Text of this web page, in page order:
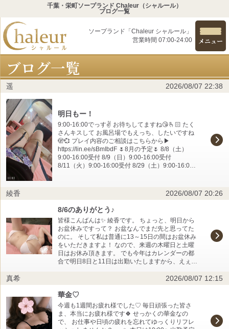
千葉・栄町ソープランド Chaleur（シャルール）
ブログ一覧
ソープランド「Chaleur シャルール」
営業時間 07:00-24:00
メニュー
ブログ一覧
遥 2026/08/07 22:38
明日もー！
9:00-16:00でっす✌️ お待ちしてますね😘🫰🏻 たく
さんキスして お風呂場でもえっち、したいですね
🫣💞 プレイ内容のご相談はこちらから▶︎
https://lin.ee/sBmIbdF 🌷8月の予定🌷 8/8（土）
9:00-16:00受付 8/9（日）9:00-16:00受付
8/11（火）9:00-16:00受付 8/29（土）9:00-16:00
綾香
2026/08/07 20:26
8/6のありがとう♪
皆様こんばんは✨️ 綾香です。 ちょっと、明日から
お盆休みですって？ お盆なんでまだ先と思ってた
のに。 そして私は普通に13～15日の間はお盆休み
をいただきますよ！ なので、来週の木曜日と土曜
日はお休み頂きます。 でも今年はカレンダーの都
合で明日8日と11日は出勤いたしますから、えぇ。
ういう皆がお休みの期間って、里帰り中の方とか
逆に旅行中の方とか普段お会い出来ない紳士様が
いらしたりして楽しいものです。 もちろん、顔見
知りの紳士様が来てくれたらそれは1番嬉しいけれ
ども？(・∀・)ﾆﾔﾆﾔ 紳士様はどんなお盆休みを過ご
すのかな？ 実家に行って、お墓参り行って、親戚
の追及を上手く交わしながら従姉妹の甥っ子姪っ
真希
2026/08/07 12:15
華金♡
今週も1週間お疲れ様でした♡ 毎日頑張った皆さ
ま、本当にお疲れ様です🍀 せっかくの華金なの
で、 お仕事や日頃の疲れを忘れてゆっくりリフレ